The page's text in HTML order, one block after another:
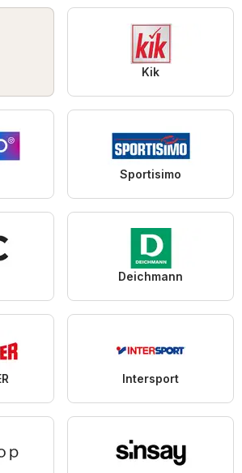
Kik
Sportisimo
Deichmann
Intersport